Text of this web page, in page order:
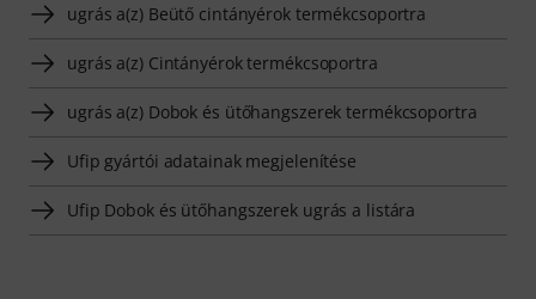
ugrás a(z) Beütő cintányérok termékcsoportra
ugrás a(z) Cintányérok termékcsoportra
ugrás a(z) Dobok és ütőhangszerek termékcsoportra
Ufip gyártói adatainak megjelenítése
Ufip Dobok és ütőhangszerek ugrás a listára